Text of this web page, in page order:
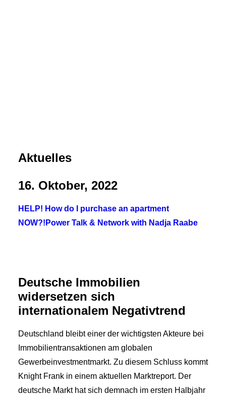
Aktuelles
16. Oktober, 2022
HELP! How do I purchase an apartment
NOW?!Power Talk & Network with Nadja Raabe
Deutsche Immobilien
widersetzen sich
internationalem Negativtrend
Deutschland bleibt einer der wichtigsten Akteure bei
Immobilientransaktionen am globalen
Gewerbeinvestmentmarkt. Zu diesem Schluss kommt
Knight Frank in einem aktuellen Marktreport. Der
deutsche Markt hat sich demnach im ersten Halbjahr